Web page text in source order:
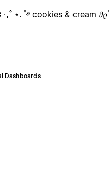
‧₊˚ ⋆. ˚࿔ cookies & cream
Dashboards